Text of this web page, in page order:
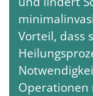
Vorteil, dass
Operationen